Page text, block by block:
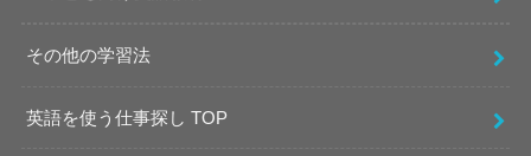
その他の学習法
英語を使う仕事探し TOP